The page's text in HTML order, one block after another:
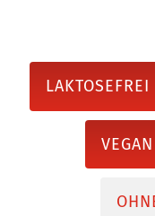
LAKTOSEFREI
VEGAN